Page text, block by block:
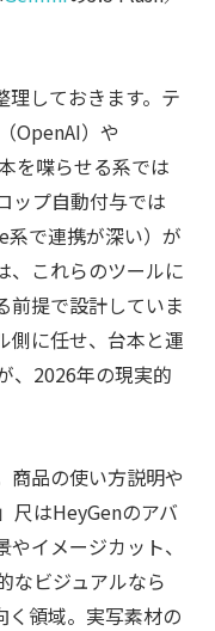
理しておきます。テ
OpenAI）や
を喋らせる系では
ップ自動付与では
系で連携が深い）が
、これらのツールに
前提で設計していま
側に任せ、台本と運
、2026年の現実的
商品の使い方説明や
尺はHeyGenのアバ
イメージカット、
なビジュアルなら
く領域。実写素材の